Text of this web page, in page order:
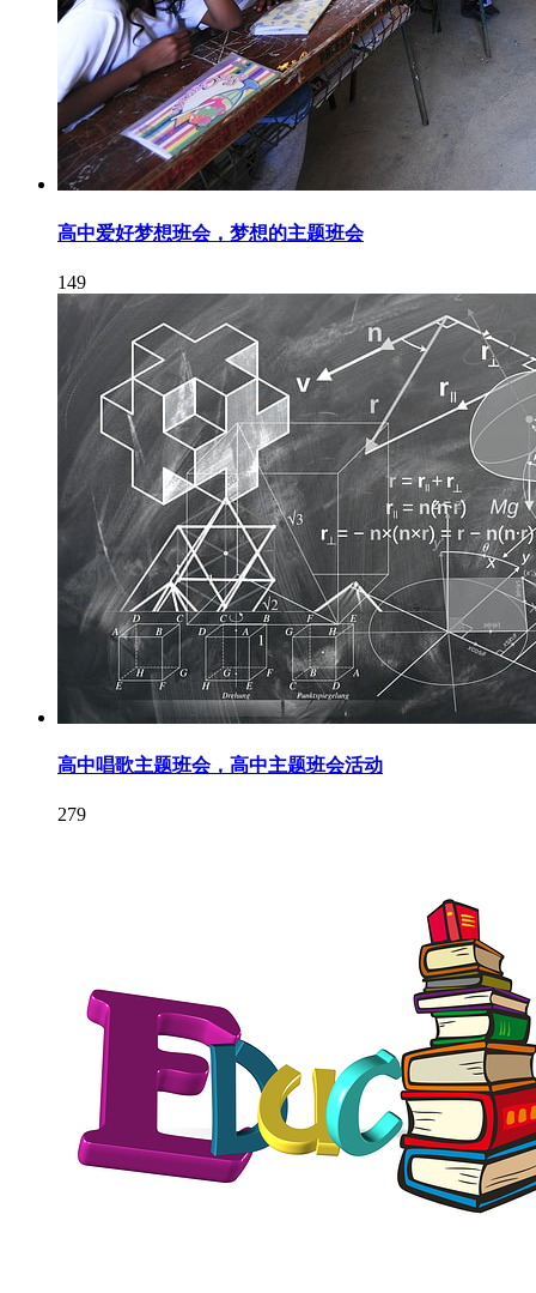
高中爱好梦想班会，梦想的主题班会
149
高中唱歌主题班会，高中主题班会活动
279